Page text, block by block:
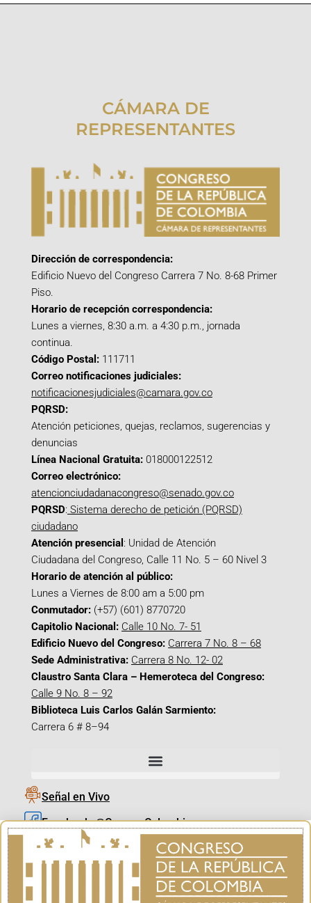
CÁMARA DE
REPRESENTANTES
Dirección de correspondencia:
Edificio Nuevo del Congreso Carrera 7 No. 8-68 Primer
Piso.
Horario de recepción correspondencia:
Lunes a viernes, 8:30 a.m. a 4:30 p.m., jornada
continua.
Código Postal: 111711
Correo notificaciones judiciales:
notificacionesjudiciales@camara.gov.co
PQRSD:
Atención peticiones, quejas, reclamos, sugerencias y
denuncias
Línea Nacional Gratuita: 018000122512
Correo electrónico:
atencionciudadanacongreso@senado.gov.co
PQRSD: Sistema derecho de petición (PQRSD)
ciudadano
Atención presencial : Unidad de Atención
Ciudadana del Congreso, Calle 11 No. 5 – 60 Nivel 3
Horario de atención al público:
Lunes a Viernes de 8:00 am a 5:00 pm
Conmutador: (+57) (601) 8770720
Capitolio Nacional: Calle 10 No. 7- 51
Edificio Nuevo del Congreso: Carrera 7 No. 8 – 68
Sede Administrativa: Carrera 8 No. 12- 02
Claustro Santa Clara – Hemeroteca del Congreso:
Calle 9 No. 8 – 92
Biblioteca Luis Carlos Galán Sarmiento:
Carrera 6 # 8–94
Señal en Vivo
Facebook_@CamaraColombia
Instagram_@CamaraColombia
X_@CamaraColombia
Youtube_@CamaraColombia